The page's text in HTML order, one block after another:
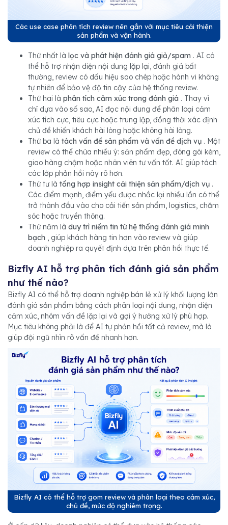
Các use case phân tích review nên gắn với mục tiêu cải thiện
sản phẩm và vận hành.
Thứ nhất là lọc và phát hiện đánh giá giả/spam . AI có
thể hỗ trợ nhận diện nội dung lặp lại, đánh giá bất
thường, review có dấu hiệu sao chép hoặc hành vi không
tự nhiên để bảo vệ độ tin cậy của hệ thống review.
Thứ hai là phân tích cảm xúc trong đánh giá . Thay vì
chỉ dựa vào số sao, AI đọc nội dung để phân loại cảm
xúc tích cực, tiêu cực hoặc trung lập, đồng thời xác định
chủ đề khiến khách hài lòng hoặc không hài lòng.
Thứ ba là tách vấn đề sản phẩm và vấn đề dịch vụ . Một
review có thể chứa nhiều ý: sản phẩm đẹp, đóng gói kém,
giao hàng chậm hoặc nhân viên tư vấn tốt. AI giúp tách
các lớp phản hồi này rõ hơn.
Thứ tư là tổng hợp insight cải thiện sản phẩm/dịch vụ .
Các điểm mạnh, điểm yếu được nhắc lại nhiều lần có thể
trở thành đầu vào cho cải tiến sản phẩm, logistics, chăm
sóc hoặc truyền thông.
Thứ năm là duy trì niềm tin từ hệ thống đánh giá minh
bạch , giúp khách hàng tin hơn vào review và giúp
doanh nghiệp ra quyết định dựa trên phản hồi thực tế.
Bizfly AI hỗ trợ phân tích đánh giá sản phẩm
như thế nào?
Bizfly AI có thể hỗ trợ doanh nghiệp bán lẻ xử lý khối lượng lớn
đánh giá sản phẩm bằng cách phân loại nội dung, nhận diện
cảm xúc, nhóm vấn đề lặp lại và gợi ý hướng xử lý phù hợp.
Mục tiêu không phải là để AI tự phản hồi tất cả review, mà là
giúp đội ngũ nhìn rõ vấn đề nhanh hơn.
Bizfly AI có thể hỗ trợ gom review và phân loại theo cảm xúc,
chủ đề, mức độ nghiêm trọng.